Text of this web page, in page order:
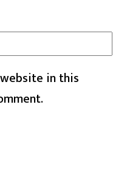
in this